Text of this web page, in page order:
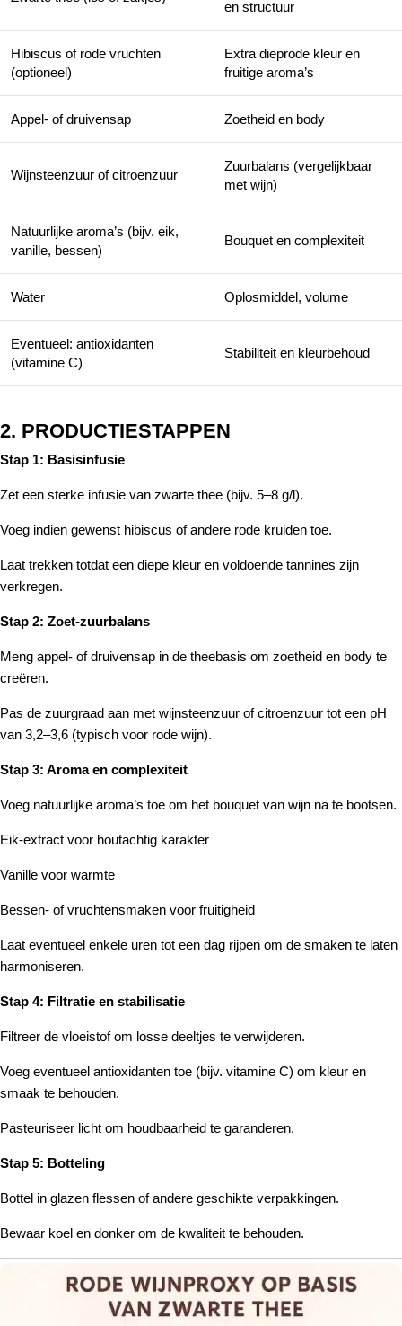
en structuur
Hibiscus of rode vruchten
(optioneel)
Extra dieprode kleur en
fruitige aroma’s
Appel- of druivensap Zoetheid en body
Wijnsteenzuur of citroenzuur
Zuurbalans (vergelijkbaar
met wijn)
Natuurlijke aroma’s (bijv. eik,
vanille, bessen)
Bouquet en complexiteit
Water Oplosmiddel, volume
Eventueel: antioxidanten
(vitamine C)
Stabiliteit en kleurbehoud
2. PRODUCTIESTAPPEN
Stap 1: Basisinfusie
Zet een sterke infusie van zwarte thee (bijv. 5–8 g/l).
Voeg indien gewenst hibiscus of andere rode kruiden toe.
Laat trekken totdat een diepe kleur en voldoende tannines zijn
verkregen.
Stap 2: Zoet-zuurbalans
Meng appel- of druivensap in de theebasis om zoetheid en body te
creëren.
Pas de zuurgraad aan met wijnsteenzuur of citroenzuur tot een pH
van 3,2–3,6 (typisch voor rode wijn).
Stap 3: Aroma en complexiteit
Voeg natuurlijke aroma’s toe om het bouquet van wijn na te bootsen.
Eik-extract voor houtachtig karakter
Vanille voor warmte
Bessen- of vruchtensmaken voor fruitigheid
Laat eventueel enkele uren tot een dag rijpen om de smaken te laten
harmoniseren.
Stap 4: Filtratie en stabilisatie
Filtreer de vloeistof om losse deeltjes te verwijderen.
Voeg eventueel antioxidanten toe (bijv. vitamine C) om kleur en
smaak te behouden.
Pasteuriseer licht om houdbaarheid te garanderen.
Stap 5: Botteling
Bottel in glazen flessen of andere geschikte verpakkingen.
Bewaar koel en donker om de kwaliteit te behouden.